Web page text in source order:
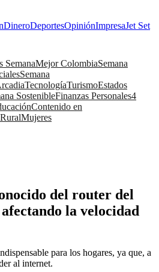
DineroDeportesOpiniónImpresaJet Set
SemanaMejor ColombiaSemana
Semana
TecnologíaTurismoEstados
SostenibleFinanzas Personales4
Contenido en
Mujeres
del router del
la velocidad
para los hogares, ya que, a
al internet.